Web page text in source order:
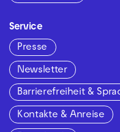
Service
Presse
Newsletter
Barrierefreiheit &
Kontakte & Anreise